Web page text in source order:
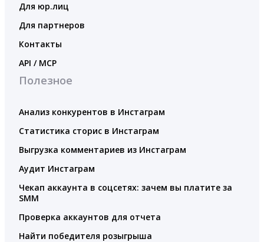
Для юр.лиц
Для партнеров
Контакты
API / MCP
Полезное
Анализ конкурентов в Инстаграм
Статистика сторис в Инстаграм
Выгрузка комментариев из Инстаграм
Аудит Инстаграм
Чекап аккаунта в соцсетях: зачем вы платите за
SMM
Проверка аккаунтов для отчета
Найти победителя розыгрыша